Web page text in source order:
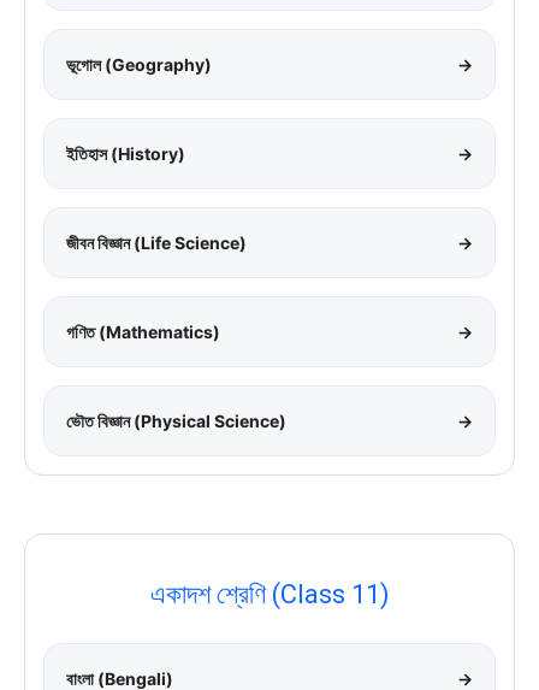
ভূগোল (Geography) →
ইতিহাস (History) →
জীবন বিজ্ঞান (Life Science) →
গণিত (Mathematics) →
ভৌত বিজ্ঞান (Physical Science) →
একাদশ শ্রেণি (Class 11)
বাংলা (Bengali) →